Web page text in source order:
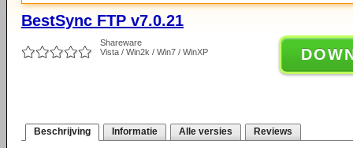
BestSync FTP v7.0.21
Shareware
Vista / Win2k / Win7 / WinXP
Beschrijving Informatie Alle versies Reviews